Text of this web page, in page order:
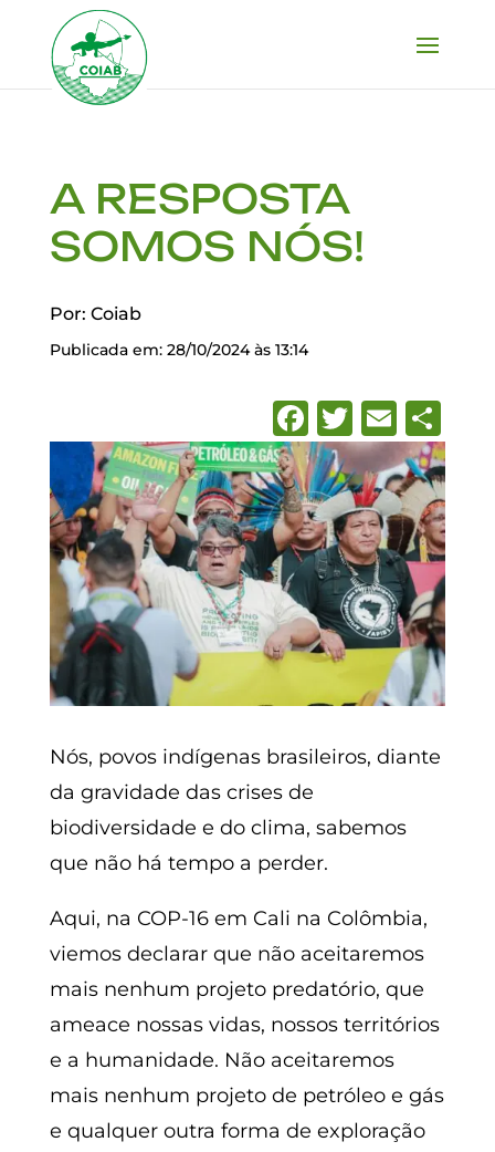
A RESPOSTA
SOMOS NÓS!
Por: Coiab
Publicada em: 28/10/2024 às 13:14
Facebook
Twitter
Nós, povos indígenas brasileiros, diante
da gravidade das crises de
biodiversidade e do clima, sabemos
que não há tempo a perder.
Aqui, na COP-16 em Cali na Colômbia,
viemos declarar que não aceitaremos
mais nenhum projeto predatório, que
ameace nossas vidas, nossos territórios
e a humanidade. Não aceitaremos
mais nenhum projeto de petróleo e gás
e qualquer outra forma de exploração